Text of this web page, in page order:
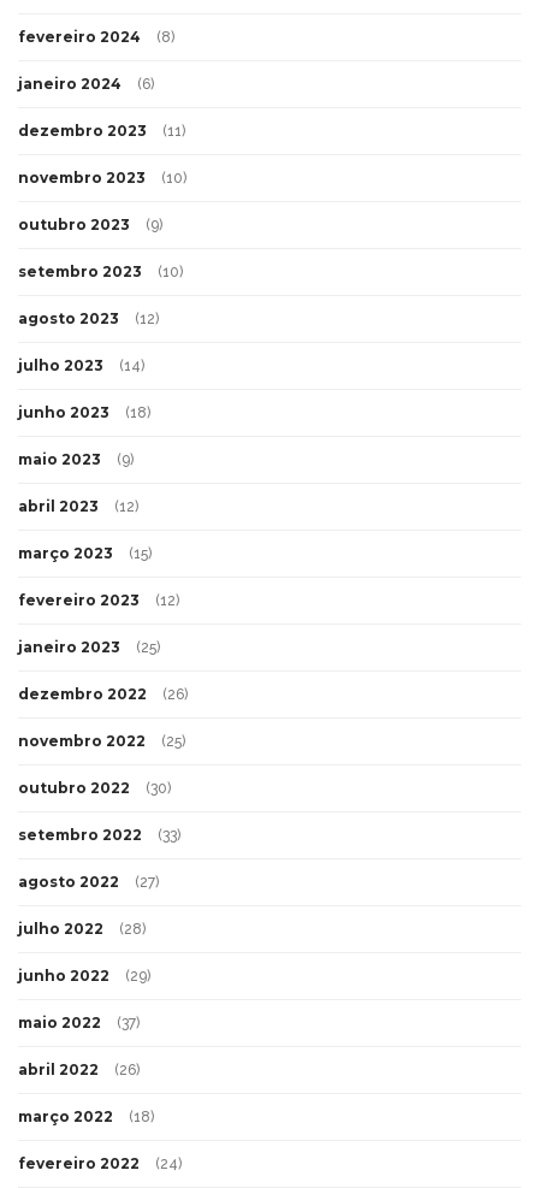
fevereiro 2024 (8)
janeiro 2024 (6)
dezembro 2023 (11)
novembro 2023 (10)
outubro 2023 (9)
setembro 2023 (10)
agosto 2023 (12)
julho 2023 (14)
junho 2023 (18)
maio 2023 (9)
abril 2023 (12)
março 2023 (15)
fevereiro 2023 (12)
janeiro 2023 (25)
dezembro 2022 (26)
novembro 2022 (25)
outubro 2022 (30)
setembro 2022 (33)
agosto 2022 (27)
julho 2022 (28)
junho 2022 (29)
maio 2022 (37)
abril 2022 (26)
março 2022 (18)
fevereiro 2022 (24)